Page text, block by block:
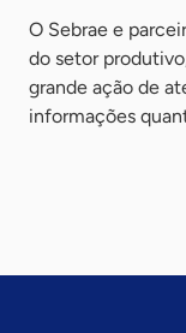
O Sebrae e
do setor
grande ação de
informações